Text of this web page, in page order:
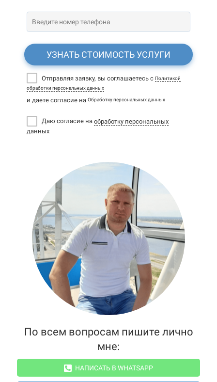
УЗНАТЬ СТОИМОСТЬ УСЛУГИ
Отправляя заявку, вы соглашаетесь с Политикой
обработки персональных данных
и даете согласие на Обработку персональных данных
Даю согласие на обработку персональных
данных
По всем вопросам пишите лично
мне:
НАПИСАТЬ В WHATSAPP